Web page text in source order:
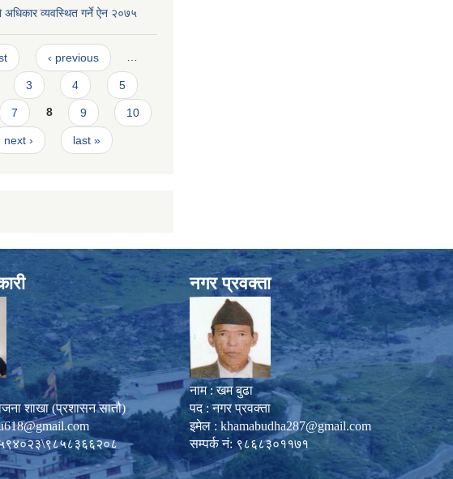
अधिकार व्यवस्थित गर्ने ऐन २०७५
‹ previous …
3 4 5
7 8 9 10
next › last »
शाखा (प्रशासन सातौ)
नगर प्रवक्ता
नाम : खम बुढा
पद : नगर प्रवक्ता
इमेल : khamabudha287@gmail.com
सम्पर्क नं: ९८६८३०११७१